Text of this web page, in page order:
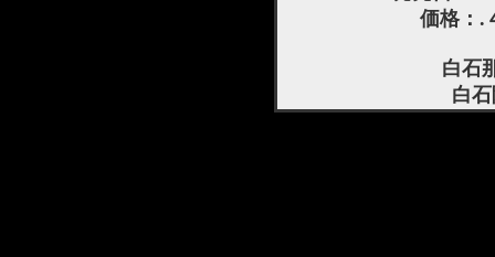
価格：.
白石
白